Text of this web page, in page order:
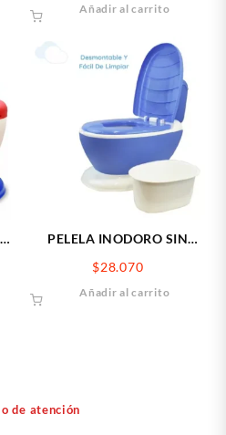
Añadir al carrito
PELELA INODORO SIN
$28.070
Añadir al carrito
de atención